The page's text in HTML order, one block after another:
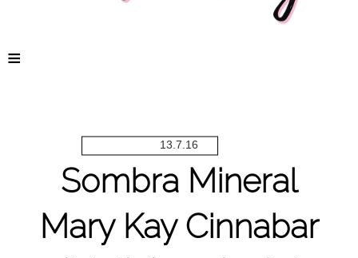
≡
13.7.16
Sombra Mineral
Mary Kay Cinnabar